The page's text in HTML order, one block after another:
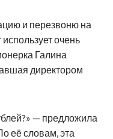
и перезвоню на
очень
Галина
директором
— предложила
её словам, эта